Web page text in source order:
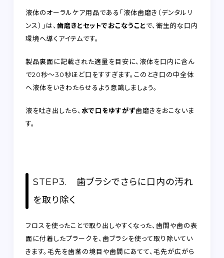
液体のオーラルケア用品である「液体歯磨き（デンタルリ
ンス）」は、 歯磨きとセットでおこなうことで、衛生的な口内
環境へ導くアイテムです。
製品裏面に記載された適量を目安に、液体を口内に含ん
で20秒～30秒ほど口をすすぎます。このとき口の中全体
へ液体をいきわたらせるよう意識しましょう。
液を吐き出したら、 水で口をゆすがず歯磨きをおこないま
す。
STEP3. 歯ブラシでさらに口内の汚れ
を取り除く
フロスを使ったことで取り出しやすくなった、歯間や歯の表
面に付着したプラークを、歯ブラシを使って取り除いてい
きます。毛先を歯茎の境目や歯間にあてて、毛先が広がら